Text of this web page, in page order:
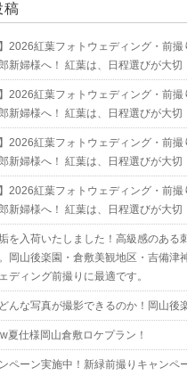
稿
2026紅葉フォトウェディング・前撮
新婦様へ！ 紅葉は、日程選びが大切
2026紅葉フォトウェディング・前撮
新婦様へ！ 紅葉は、日程選びが大切
2026紅葉フォトウェディング・前撮
新婦様へ！ 紅葉は、日程選びが大切
2026紅葉フォトウェディング・前撮
新婦様へ！ 紅葉は、日程選びが大切
を入荷いたしました！高級感のある
岡山後楽園・倉敷美観地区・吉備津
ディング前撮りに最適です。
んな写真が撮影できるのか！岡山後
夏仕様岡山倉敷ロケプラン！
ペーン実施中！新緑前撮りキャンペ